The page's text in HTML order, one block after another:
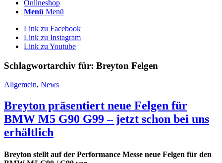
Onlineshop
Menü Menü
Link zu Facebook
Link zu Instagram
Link zu Youtube
Schlagwortarchiv für: Breyton Felgen
Allgemein, News
Breyton präsentiert neue Felgen für
BMW M5 G90 G99 – jetzt schon bei uns
erhältlich
Breyton stellt auf der Performance Messe neue Felgen für den